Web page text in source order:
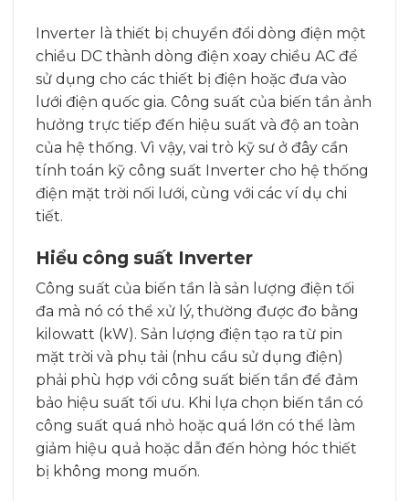
Inverter là thiết bị chuyển đổi dòng điện một
chiều DC thành dòng điện xoay chiều AC để
sử dụng cho các thiết bị điện hoặc đưa vào
lưới điện quốc gia. Công suất của biến tần ảnh
hưởng trực tiếp đến hiệu suất và độ an toàn
của hệ thống. Vì vậy, vai trò kỹ sư ở đây cần
tính toán kỹ công suất Inverter cho hệ thống
điện mặt trời nối lưới, cùng với các ví dụ chi
tiết.
Hiểu công suất Inverter
Công suất của biến tần là sản lượng điện tối
đa mà nó có thể xử lý, thường được đo bằng
kilowatt (kW). Sản lượng điện tạo ra từ pin
mặt trời và phụ tải (nhu cầu sử dụng điện)
phải phù hợp với công suất biến tần để đảm
bảo hiệu suất tối ưu. Khi lựa chọn biến tần có
công suất quá nhỏ hoặc quá lớn có thể làm
giảm hiệu quả hoặc dẫn đến hỏng hóc thiết
bị không mong muốn.